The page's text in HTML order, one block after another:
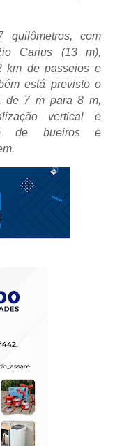
quilômetros, com
Carius (13 m),
km de passeios e
está previsto o
de 7 m para 8 m,
vertical e
de bueiros e